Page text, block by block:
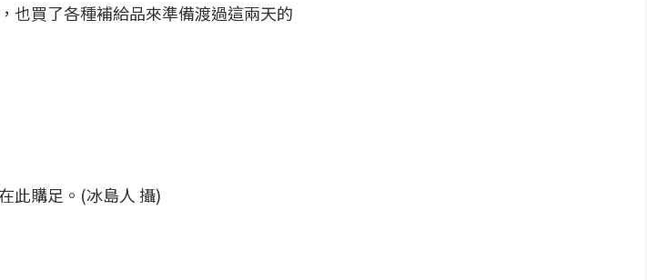
也買了各種補給品來準備渡過這兩天的
此購足。(冰島人 攝)